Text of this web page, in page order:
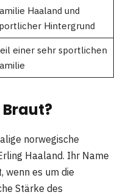
Haaland und
Hintergrund
einer sehr sportlichen
norwegische
Haaland. Ihr Name
wenn es um die
Stärke des